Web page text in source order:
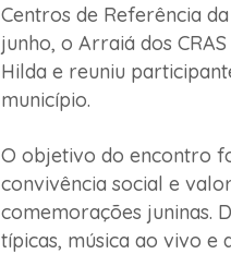
Centros de Referência
junho, o Arraiá dos
Hilda e reuniu
município.
O objetivo do encontro
convivência social e
comemorações juninas.
típicas, música ao vivo e